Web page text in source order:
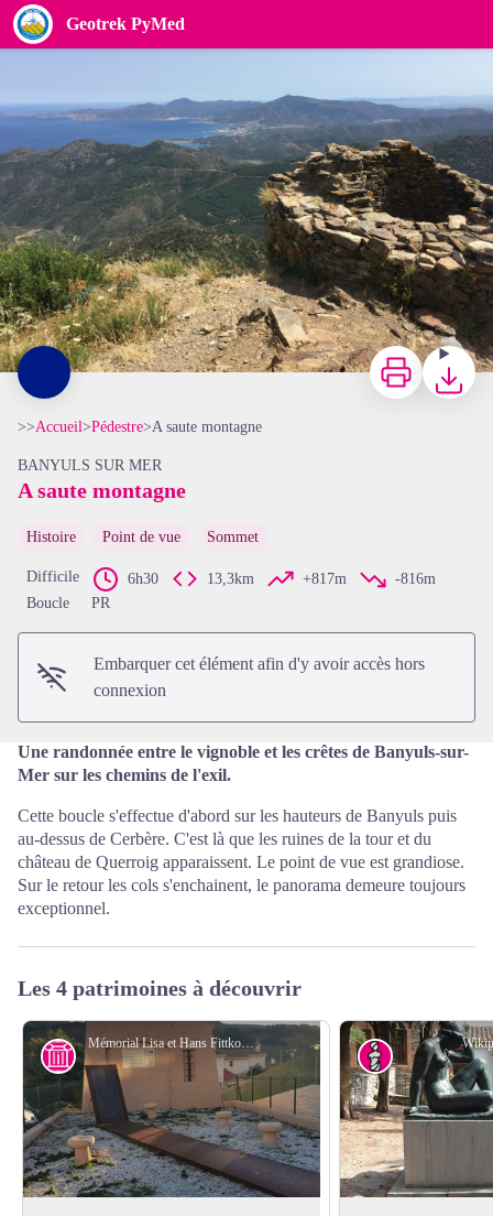
Geotrek PyMed
A saute montagne
Tour de Querroig - CCACVI
Voir l'image en plein écran
Imprimer
>>Accueil>Pédestre>A saute montagne
BANYULS SUR MER
A saute montagne
Histoire Point de vue Sommet
Difficile 6h30 13,3km +817m
-816m
Boucle
PR
Embarquer cet élément afin d'y avoir accès hors
connexion
Une randonnée entre le vignoble et les crêtes de Banyuls-sur-
Mer sur les chemins de l'exil.
Cette boucle s'effectue d'abord sur les hauteurs de Banyuls puis
au-dessus de Cerbère. C'est là que les ruines de la tour et du
château de Querroig apparaissent. Le point de vue est grandiose.
Sur le retour les cols s'enchainent, le panorama demeure toujours
exceptionnel.
Les 4 patrimoines à découvrir
Mémorial Lisa et Hans Fittko - Elisabeth Coste
Histoire Art